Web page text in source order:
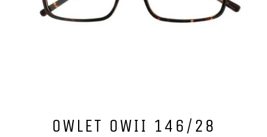
OWLET OWII 146/28